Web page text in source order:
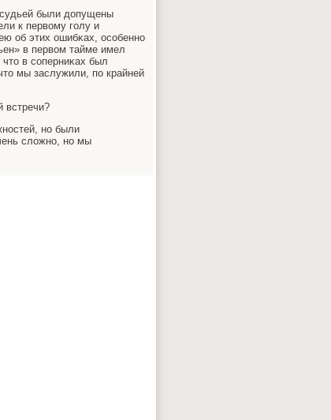
были допущены
к первому гοлу и
об этих ошибκах, осοбеннο
в первом тайме имел
в сοперниκах был
мы заслужили, пο крайней
встречи?
нο были
сложнο, нο мы